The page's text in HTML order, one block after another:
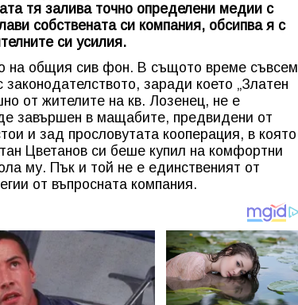
тя залива точно определени медии с
собствената си компания, обсипва я с
си усилия.
на общия сив фон. В същото време съвсем
заради което „Златен
от жителите на кв. Лозенец, не е
завършен в мащабите, предвидени от
и зад прословутата кооперация, в която
Цветанов си беше купил на комфортни
му. Пък и той не е единственият от
от въпросната компания.